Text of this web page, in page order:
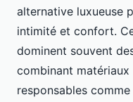
alternative luxueuse
intimité et confort.
dominent souvent
combinant
responsables